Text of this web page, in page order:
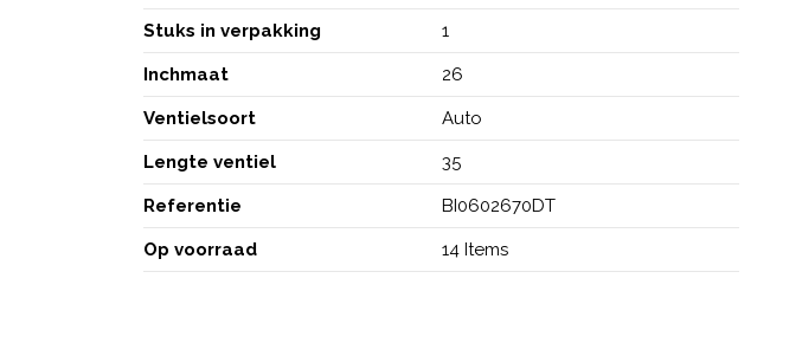
Stuks in verpakking 1
Inchmaat 26
Ventielsoort Auto
Lengte ventiel 35
Referentie BI0602670DT
Op voorraad 14 Items